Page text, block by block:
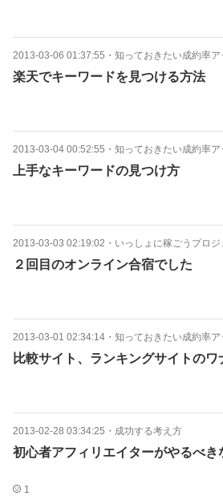
2013-03-06 01:37:55 ・ 知っておきたい成約率
楽天でキーワードを見つける方法
2013-03-04 00:52:55 ・ 知っておきたい成約率
上手なキーワードの見つけ方
2013-03-03 02:19:02 ・ いっしょに稼ごうプロジ
２回目のオンライン合宿でした
2013-03-01 02:34:14 ・ 知っておきたい成約率
比較サイト、ランキングサイトのワ
2013-02-28 03:34:25 ・ 成功する考え方
初心者アフィリエイターがやるべき
1